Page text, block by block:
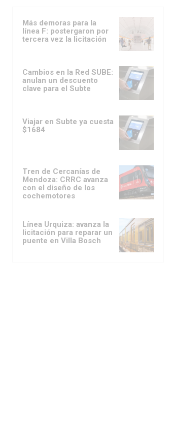
Más demoras para la
línea F: postergaron por
tercera vez la licitación
Cambios en la Red SUBE:
anulan un descuento
clave para el Subte
Viajar en Subte ya cuesta
$1684
Tren de Cercanías de
Mendoza: CRRC avanza
con el diseño de los
cochemotores
Línea Urquiza: avanza la
licitación para reparar un
puente en Villa Bosch